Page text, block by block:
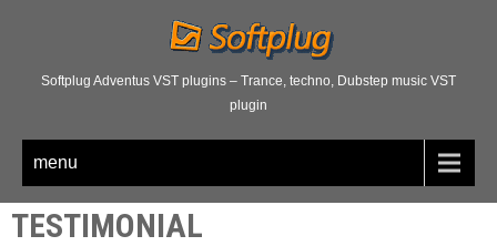
Softplug Adventus VST plugins – Trance, techno, Dubstep music VST
plugin
menu
TESTIMONIAL